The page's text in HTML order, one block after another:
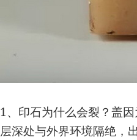
1、印石为什么会裂？盖
层深处与外界环境隔绝，